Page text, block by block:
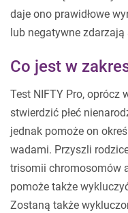
daje ono prawidłowe
lub negatywne
Co jest w
Test NIFTY Pro, oprócz
stwierdzić płeć
jednak pomoże on
wadami. Przyszli
trisomii chromosomów
pomoże także
Zostaną także